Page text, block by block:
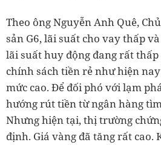
Theo ông Nguyễn Anh Quê,
sản G6, lãi suất cho vay thấp
lãi suất huy động đang rất
chính sách tiền rẻ như hiện
mức cao. Để đối phó với lạm
hướng rút tiền từ ngân hàng
Nhưng hiện tại, thị trường
định. Giá vàng đã tăng rất cao.